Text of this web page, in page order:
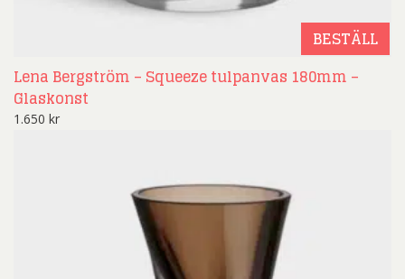
BESTÄLL
Lena Bergström – Squeeze tulpanvas 180mm –
Glaskonst
1.650 kr